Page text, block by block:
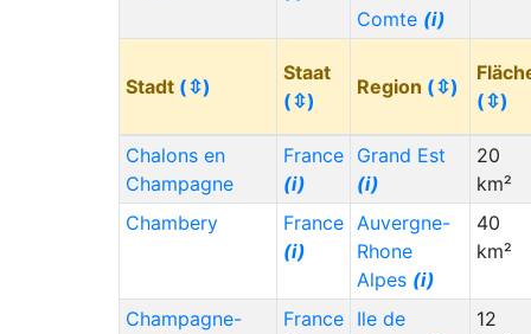
10,000 1,000
Belarus (BY) 10,000
1,000
Norway (NO)
8,000
25,000
Timor-Leste (TL)
(i)
6,000 ***
6,000
20,000
Latvia (LV)
6,000
Comte (i)
Stadt (⇳)
Staat
(⇳)
Region (⇳)
(⇳)
Chalons en
Champagne
France
(i)
Grand Est
(i)
20
km²
Chambery
France
(i)
Auvergne-
Rhone
Alpes (i)
40
km²
Champagne-
France
Ile de
12